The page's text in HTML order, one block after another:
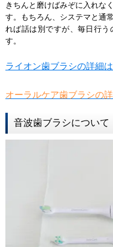
きちんと磨けばみぞに入れな
す。もちろん、システマと通
れば話は別ですが、毎日行う
す。
ライオン歯ブラシの詳細
オーラルケア歯ブラシの
音波歯ブラシについて